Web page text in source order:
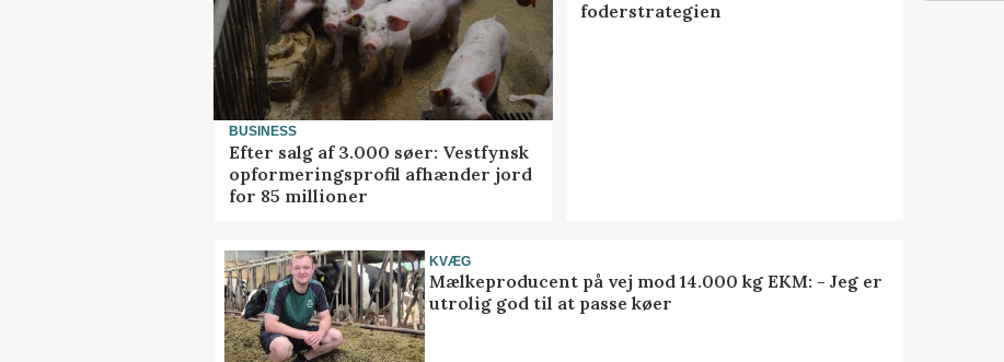
BUSINESS
Efter salg af 3.000 søer: Vestfynsk
opformeringsprofil afhænder jord
for 85 millioner
foderstrategien
KVÆG
Mælkeproducent på vej mod 14.000 kg EKM: - Jeg er
utrolig god til at passe køer